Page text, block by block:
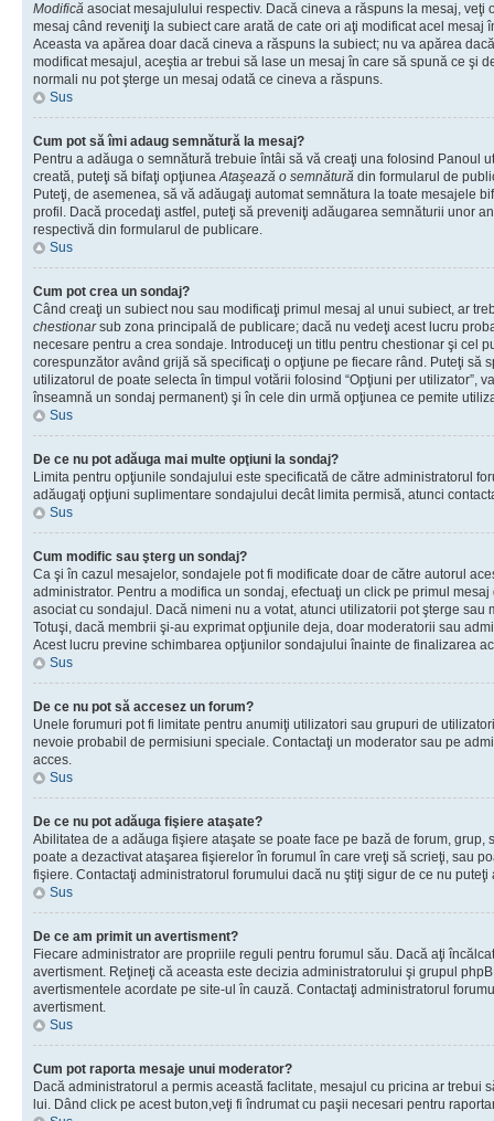
Modifică asociat mesajulului respectiv. Dacă cineva a răspuns la mesaj, veţi
mesaj când reveniţi la subiect care arată de cate ori aţi modificat acel mesaj
Aceasta va apărea doar dacă cineva a răspuns la subiect; nu va apărea
modificat mesajul, aceştia ar trebui să lase un mesaj în care să spună ce şi
normali nu pot şterge un mesaj odată ce cineva a răspuns.
Sus
Cum pot să îmi adaug semnătură la mesaj?
Pentru a adăuga o semnătură trebuie întâi să vă creaţi una folosind Panoul
creată, puteţi să bifaţi opţiuneaAtaşează o semnătură din formularul de
Puteţi, de asemenea, să vă adăugaţi automat semnătura la toate mesajele
profil. Dacă procedaţi astfel, puteţi să preveniţi adăugarea semnăturii unor
respectivă din formularul de publicare.
Sus
Cum pot crea un sondaj?
Când creaţi un subiect nou sau modificaţi primul mesaj al unui subiect, ar
chestionarsub zona principală de publicare; dacă nu vedeţi acest lucru
necesare pentru a crea sondaje. Introduceţi un titlu pentru chestionar şi cel
corespunzător având grijă să specificaţi o opţiune pe fiecare rând. Puteţi să
utilizatorul de poate selecta în timpul votării folosind “Opţiuni per utilizator”,
înseamnă un sondaj permanent) şi în cele din urmă opţiunea ce pemite
Sus
De ce nu pot adăuga mai multe opţiuni la sondaj?
Limita pentru opţiunile sondajului este specificată de către administratorul
adăugaţi opţiuni suplimentare sondajului decât limita permisă, atunci
Sus
Cum modific sau şterg un sondaj?
Ca şi în cazul mesajelor, sondajele pot fi modificate doar de către autorul
administrator. Pentru a modifica un sondaj, efectuaţi un click pe primul
asociat cu sondajul. Dacă nimeni nu a votat, atunci utilizatorii pot şterge
Totuşi, dacă membrii şi-au exprimat opţiunile deja, doar moderatorii sau
Acest lucru previne schimbarea opţiunilor sondajului înainte de finalizarea
Sus
De ce nu pot să accesez un forum?
Unele forumuri pot fi limitate pentru anumiţi utilizatori sau grupuri de
nevoie probabil de permisiuni speciale. Contactaţi un moderator sau pe
acces.
Sus
De ce nu pot adăuga fişiere ataşate?
Abilitatea de a adăuga fişiere ataşate se poate face pe bază de forum, grup,
poate a dezactivat ataşarea fişierelor în forumul în care vreţi să scrieţi, sau
fişiere. Contactaţi administratorul forumului dacă nu ştiţi sigur de ce nu
Sus
De ce am primit un avertisment?
Fiecare administrator are propriile reguli pentru forumul său. Dacă aţi
avertisment. Reţineţi că aceasta este decizia administratorului şi grupul
avertismentele acordate pe site-ul în cauză. Contactaţi administratorul
avertisment.
Sus
Cum pot raporta mesaje unui moderator?
Dacă administratorul a permis această faclitate, mesajul cu pricina ar trebui
lui. Dând click pe acest buton,veţi fi îndrumat cu paşii necesari pentru